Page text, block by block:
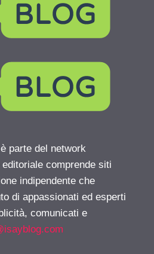
parte del network
comprende siti
indipendente che
di appassionati ed esperti
comunicati e